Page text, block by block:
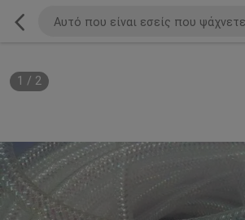
1 / 2